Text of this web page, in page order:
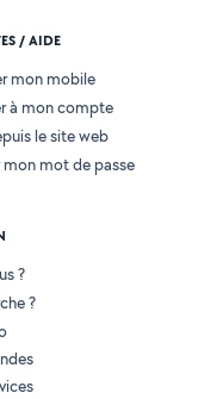
/ AIDE
mon mobile
à mon compte
le site web
mot de passe
?
?